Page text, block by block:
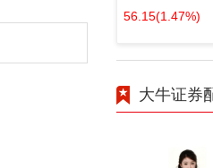
56.15(1.47%)
大牛证券